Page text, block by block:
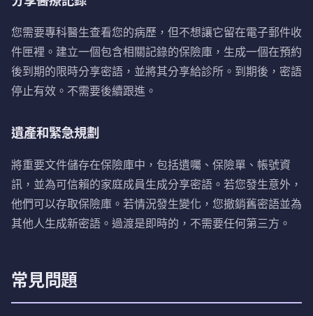
您需要專科醫生查看您的病歷，但不想讓它留在電子郵件收
件匣裡。建立一個包含相關記錄的保險庫，生成一個在預約
後到期的限時分享密語，並將其分享給診所。到期後，密語
停止有效。不需要後續跟進。
遺產和緊急規劃
將重要文件儲存在保險庫中，包括遺囑、保險單、帳號資
訊，並為可信賴的家庭成員生成分享密語。若您發生意外，
他們可以存取保險庫。若情況發生變化，您撤銷舊密語並為
其他人生成新密語。過渡是即時的，不需要任何第三方。
常見問題